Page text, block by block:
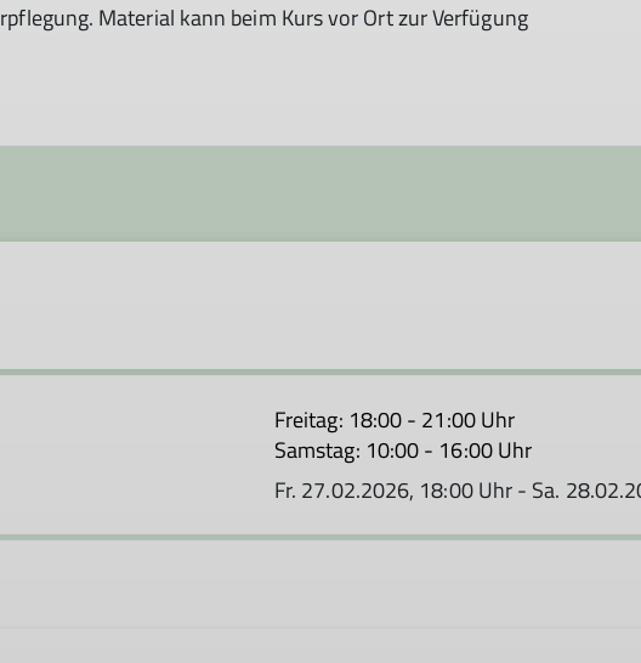
Material kann beim Kurs vor Ort zur Verfügung
Freitag: 18:00 - 21:00 Uhr
Samstag: 10:00 - 16:00 Uhr
Fr. 27.02.2026, 18:00 Uhr - Sa.